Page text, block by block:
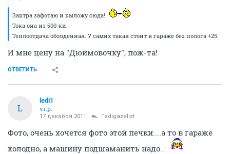
Завтра зафотаю и выложу сюда!
Тока она из 500-ки.
Теплоотдача оболденная. У самих такая стоит в гараже без полога +25
И мне цену на "Дюймовочку", пож-та!
ОТВЕТИТЬ
L
ledi1
v.i.p.
17 декабря 2011 Tedigazelist
Фото, очень хочется фото этой печки....а то в гараже
холодно, а машину подшаманить надо..